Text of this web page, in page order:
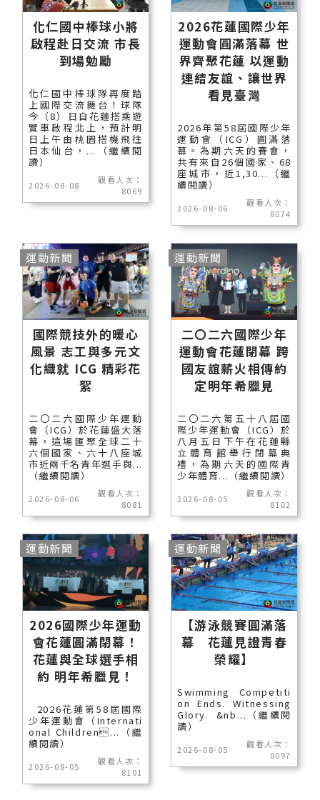
化仁國中棒球小將
啟程赴日交流 市長
到場勉勵
化仁國中棒球隊再度踏
上國際交流舞台！球隊
今（8）日自花蓮搭乘遊
覽車啟程北上，預計明
日上午由桃園搭機飛往
日本仙台，...（繼續閱
讀）
2026-08-08
觀看人次：
8069
2026花蓮國際少年
運動會圓滿落幕 世
界齊聚花蓮 以運動
連結友誼、讓世界
看見臺灣
2026年第58屆國際少年
運動會（ICG）圓滿落
幕。為期六天的賽會，
共有來自26個國家、68
座城市，近1,30...（繼
續閱讀）
2026-08-06
觀看人次：
8074
國際競技外的暖心
風景 志工與多元文
化織就 ICG 精彩花
絮
二〇二六國際少年運動
會（ICG）於花蓮盛大落
幕，這場匯聚全球二十
六個國家、六十八座城
市近兩千名青年選手與...
（繼續閱讀）
2026-08-06
觀看人次：
8081
運動新聞
二〇二六國際少年
運動會花蓮閉幕 跨
國友誼薪火相傳約
定明年希臘見
二〇二六第五十八屆國
際少年運動會（ICG）於
八月五日下午在花蓮縣
立體育館舉行閉幕典
禮，為期六天的國際青
少年體育...（繼續閱讀）
2026-08-05
觀看人次：
8102
運動新聞
2026國際少年運動
會花蓮圓滿閉幕！
花蓮與全球選手相
約 明年希臘見！
2026花蓮第58屆國際
少年運動會（Internati
onal Children...（繼
續閱讀）
2026-08-05
觀看人次：
8101
運動新聞
【游泳競賽圓滿落
幕 花蓮見證青春
榮耀】
Swimming Competiti
on Ends. Witnessing
Glory. &nb...（繼續閱
讀）
2026-08-05
觀看人次：
8097
運動新聞